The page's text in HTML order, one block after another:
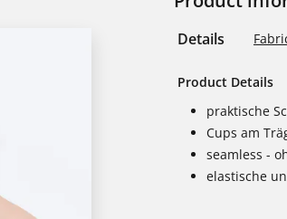
Details
Product Details
praktische
Cups am
seamless -
elastische